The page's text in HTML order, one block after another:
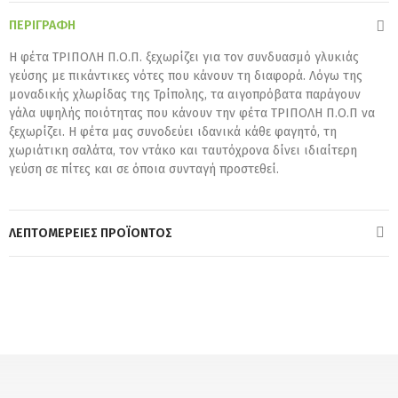
ΠΕΡΙΓΡΑΦΉ
Η φέτα ΤΡΙΠΟΛΗ Π.Ο.Π. ξεχωρίζει για τον συνδυασμό γλυκιάς
γεύσης με πικάντικες νότες που κάνουν τη διαφορά. Λόγω της
μοναδικής χλωρίδας της Τρίπολης, τα αιγοπρόβατα παράγουν
γάλα υψηλής ποιότητας που κάνουν την φέτα ΤΡΙΠΟΛΗ Π.Ο.Π να
ξεχωρίζει. Η φέτα μας συνοδεύει ιδανικά κάθε φαγητό, τη
χωριάτικη σαλάτα, τον ντάκο και ταυτόχρονα δίνει ιδιαίτερη
γεύση σε πίτες και σε όποια συνταγή προστεθεί.
ΛΕΠΤΟΜΈΡΕΙΕΣ ΠΡΟΪΌΝΤΟΣ